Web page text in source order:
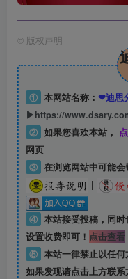
© 版权声明
① 本网站名称： ❤迪思
▶https://
② 如果您喜欢本站，
网页
③ 在浏览网站中可能会
|
④ 本站接受投稿，同
设置收费即可！ 点击查看
⑤ 本站一律禁止以任何
如果发现请点击上方联